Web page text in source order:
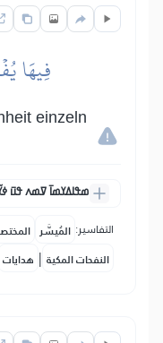
فِيهَا
einzeln
ߘߟߊߡߌߘߊ߫ ߜߘߍ ߟߎ߫
التفاسير: المُيسَّر
النفحات المكية | هدايات